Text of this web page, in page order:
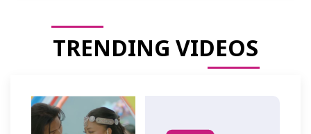
TRENDING VIDEOS